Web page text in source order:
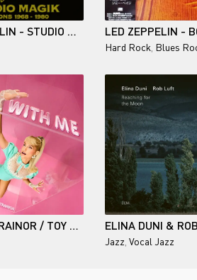
LED ZEPPELIN - STUDIO MAGIK - SESSIONS 1968-1980 (18 CD) - 2013
Hard Rock Blues
MEGHAN TRAINOR / TOY WITH ME
Jazz Vocal Jazz